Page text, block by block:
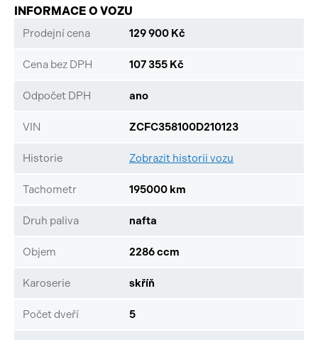
INFORMACE O VOZU
Prodejní cena 129 900 Kč
Cena bez DPH 107 355 Kč
Odpočet DPH ano
VIN ZCFC358100D210123
Historie Zobrazit historii vozu
Tachometr 195000 km
Druh paliva nafta
Objem 2286 ccm
Karoserie skříň
Počet dveří 5